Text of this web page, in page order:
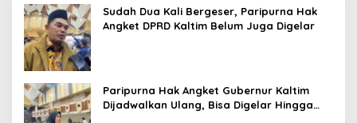
Sudah Dua Kali Bergeser, Paripurna Hak
Angket DPRD Kaltim Belum Juga Digelar
Paripurna Hak Angket Gubernur Kaltim
Dijadwalkan Ulang, Bisa Digelar Hingga